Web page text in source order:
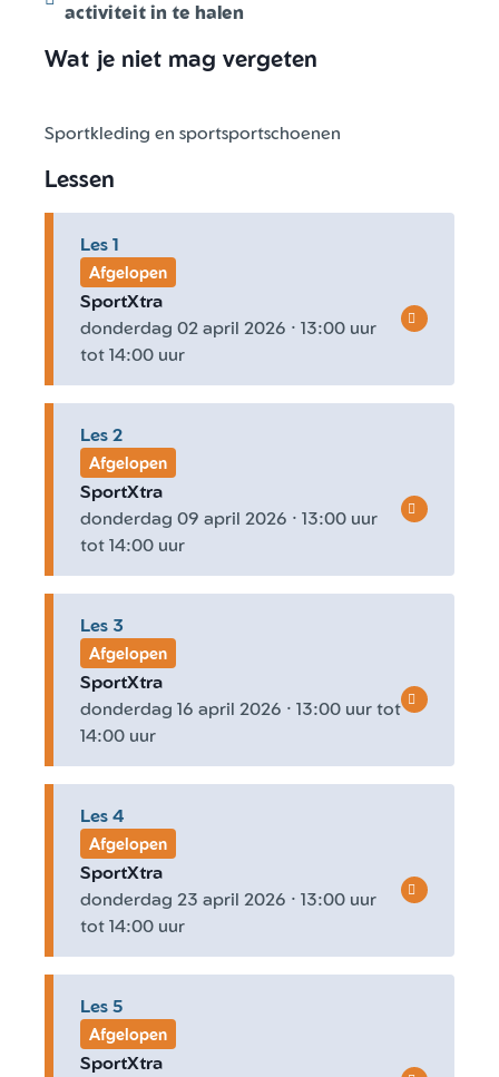
activiteit in te halen
Wat je niet mag vergeten
Lessen
Les 1
Afgelopen
SportXtra
donderdag 02 april 2026 · 13:00 uur
tot 14:00 uur
Les 2
Afgelopen
SportXtra
donderdag 09 april 2026 · 13:00 uur
tot 14:00 uur
Les 3
Afgelopen
SportXtra
donderdag 16 april 2026 · 13:00 uur tot
14:00 uur
Les 4
Afgelopen
SportXtra
donderdag 23 april 2026 · 13:00 uur
tot 14:00 uur
Les 5
Afgelopen
SportXtra